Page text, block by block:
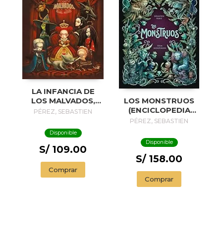
LA INFANCIA DE
LOS MALVADOS,
VILLANOS Y
PÉREZ, SEBASTIEN
Disponible
S/ 109.00
Comprar
LOS MONSTRUOS
(ENCICLOPEDIA
SERES MAGICOS)
PÉREZ, SEBASTIEN
Disponible
S/ 158.00
Comprar